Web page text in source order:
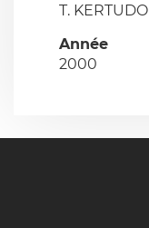
T. KERTUDO
Année
2000